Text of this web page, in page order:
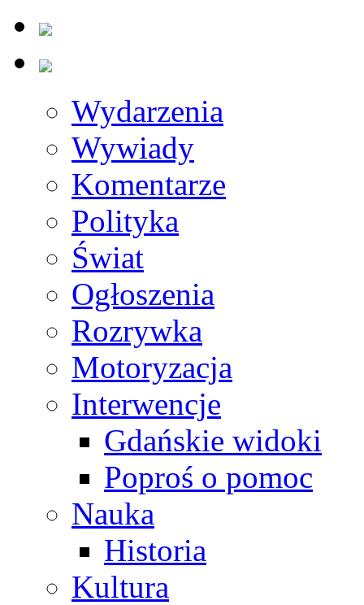
Wydarzenia
Wywiady
Komentarze
Polityka
Świat
Ogłoszenia
Rozrywka
Motoryzacja
Interwencje
Gdańskie widoki
Poproś o pomoc
Nauka
Historia
Kultura